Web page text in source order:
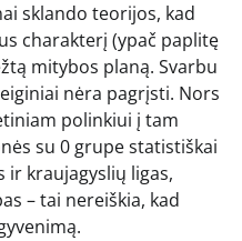
sklando teorijos, kad
charakterį (ypač paplitę
mitybos planą. Svarbu
nėra pagrįsti. Nors
polinkiui į tam
su 0 grupe statistiškai
ir kraujagyslių ligas,
– tai nereiškia, kad